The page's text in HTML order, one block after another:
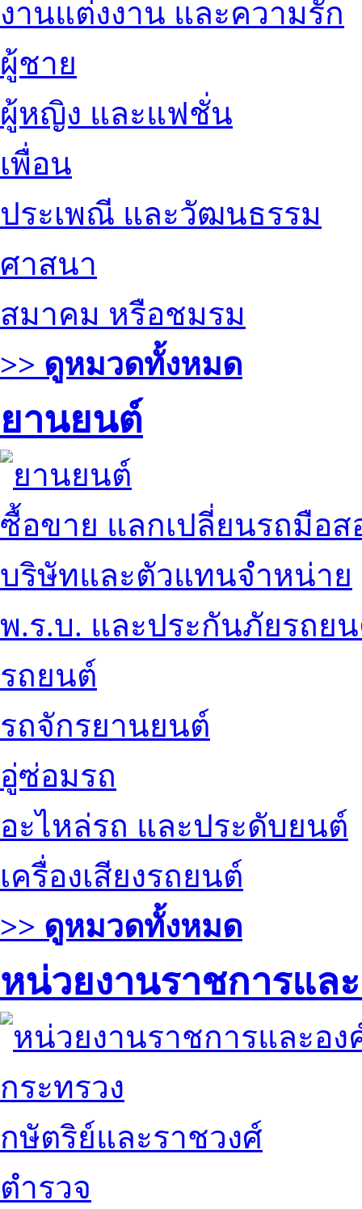
งานแต่งงาน และความรัก
ผู้ชาย
ผู้หญิง และแฟชั่น
เพื่อน
ประเพณี และวัฒนธรรม
ศาสนา
สมาคม หรือชมรม
>> ดูหมวดทั้งหมด
ยานยนต์
ซื้อขาย แลกเปลี่ยนรถมือส
บริษัทและตัวแทนจำหน่าย
พ.ร.บ. และประกันภัยรถย
รถยนต์
รถจักรยานยนต์
อู่ซ่อมรถ
อะไหล่รถ และประดับยนต์
เครื่องเสียงรถยนต์
>> ดูหมวดทั้งหมด
หน่วยงานราชการแล
กระทรวง
กษัตริย์และราชวงศ์
ตำรวจ